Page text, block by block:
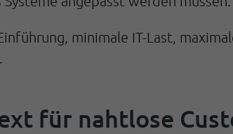
minimale IT-Last,
für nahtlose